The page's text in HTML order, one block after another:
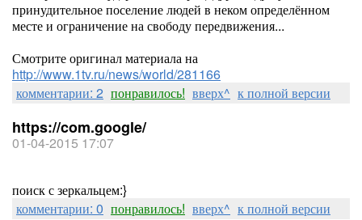
принудительное поселение людей в неком определённом
месте и ограничение на свободу передвижения...
Смотрите оригинал материала на
http://www.1tv.ru/news/world/281166
комментарии: 2 понравилось! вверх^ к полной версии
https://com.google/
01-04-2015 17:07
поиск с зеркальцем:}
комментарии: 0 понравилось! вверх^ к полной версии